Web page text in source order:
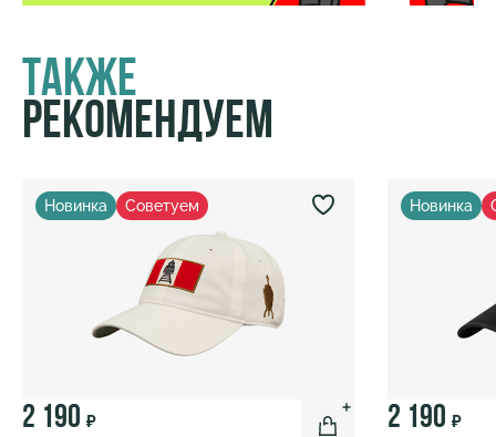
Также
Рекомендуем
Новинка Советуем
2 190 ₽
Новинка
2 190 ₽